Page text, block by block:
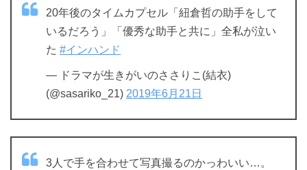
20年後のタイムカプセル「紐倉哲の助手をして
いるだろう」「優秀な助手と共に」全私が泣い
た #インハンド
— ドラマが生きがいのささりこ(結衣)
(@sasariko_21) 2019年6月21日
3人で手を合わせて写真撮るのかっわいい…。